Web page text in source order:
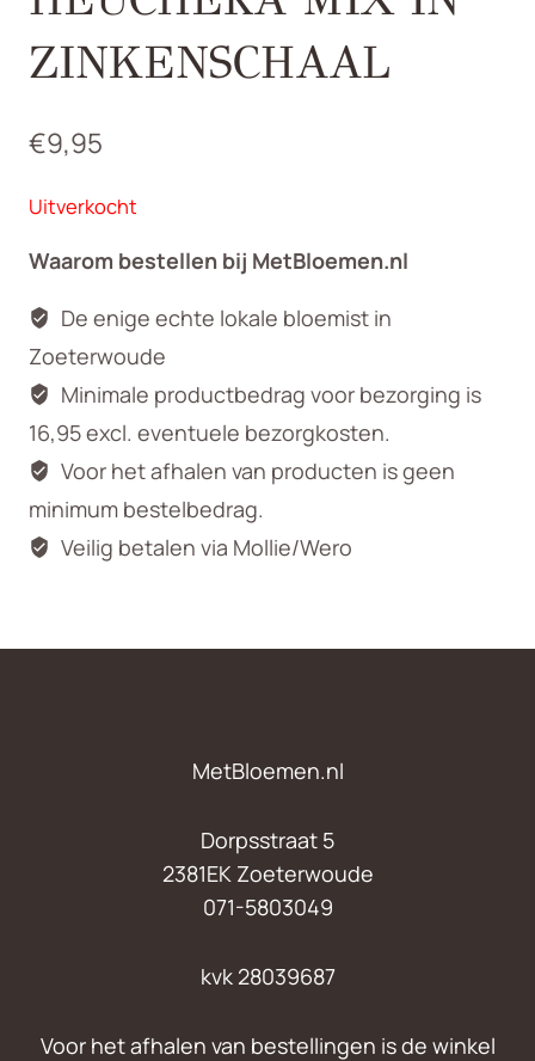
ZINKENSCHAAL
€9,95
Uitverkocht
Waarom bestellen bij MetBloemen.nl
De enige echte lokale bloemist in
Zoeterwoude
Minimale productbedrag voor bezorging is
16,95 excl. eventuele bezorgkosten.
Voor het afhalen van producten is geen
minimum bestelbedrag.
Veilig betalen via Mollie/Wero
MetBloemen.nl
Dorpsstraat 5
2381EK Zoeterwoude
071-5803049
kvk 28039687
Voor het afhalen van bestellingen is de winkel